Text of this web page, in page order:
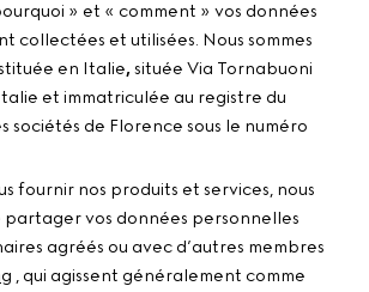
» et « comment » vos données
collectées et utilisées. Nous sommes
en Italie, située Via Tornabuoni
et immatriculée au registre du
sociétés de Florence sous le numéro
fournir nos produits et services, nous
partager vos données personnelles
agréés ou avec d’autres membres
, qui agissent généralement comme